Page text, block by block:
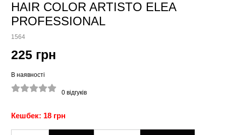
HAIR COLOR ARTISTO ELEA
PROFESSIONAL
1564
225 грн
В наявності
0 відгуків
Кешбек: 18 грн